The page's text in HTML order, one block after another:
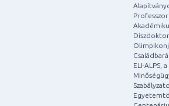
ELI-ALPS,